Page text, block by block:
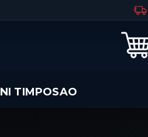
TIMPOSAO